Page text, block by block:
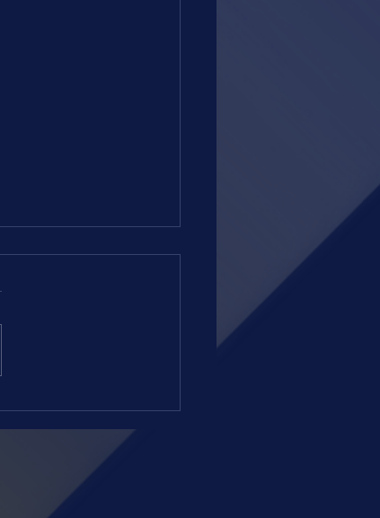
FEIRA = 04.08.26 =
regular e sem
três na grama, ambas
numa noturna com